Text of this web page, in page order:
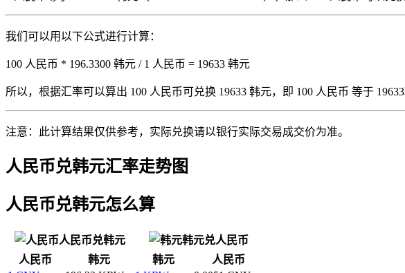
我们可以用以下公式进行计算：
100 人民币 * 196.3300 韩元 / 1 人民币 = 19633 韩元
所以，根据汇率可以算出 100 人民币可兑换 19633 韩元，即 100 人民币 等于
注意：此计算结果仅供参考，实际兑换请以银行实际交易成交价为准。
人民币兑韩元汇率走势图
人民币兑韩元怎么算
人民币兑韩元
韩元兑人民币
人民币
韩元 韩元
人民币